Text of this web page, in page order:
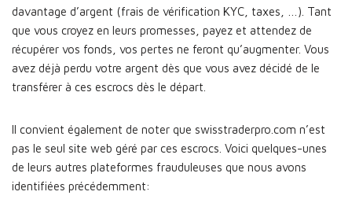
davantage d’argent (frais de vérification KYC, taxes, …). Tant
que vous croyez en leurs promesses, payez et attendez de
récupérer vos fonds, vos pertes ne feront qu’augmenter. Vous
avez déjà perdu votre argent dès que vous avez décidé de le
transférer à ces escrocs dès le départ.
Il convient également de noter que swisstraderpro.com n’est
pas le seul site web géré par ces escrocs. Voici quelques-unes
de leurs autres plateformes frauduleuses que nous avons
identifiées précédemment: